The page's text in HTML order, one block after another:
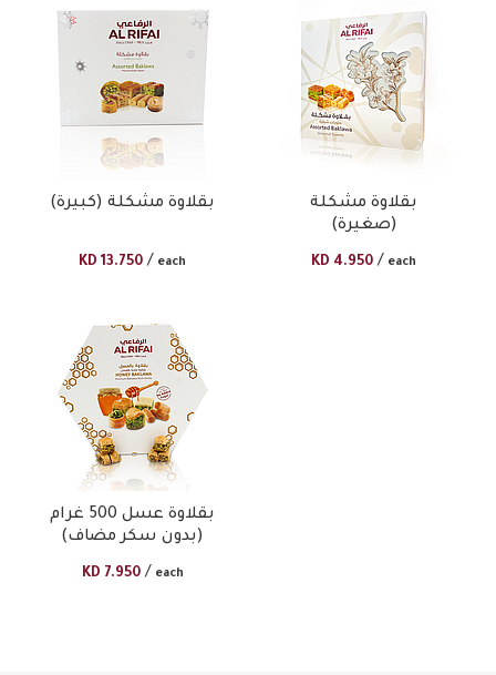
بقلاوة مشكلة (كبيرة)
KD 13.750 / each
بقلاوة مشكلة
(صغيرة)
KD 4.950 / each
بقلاوة عسل 500 غرام
(بدون سكر مضاف)
KD 7.950 / each